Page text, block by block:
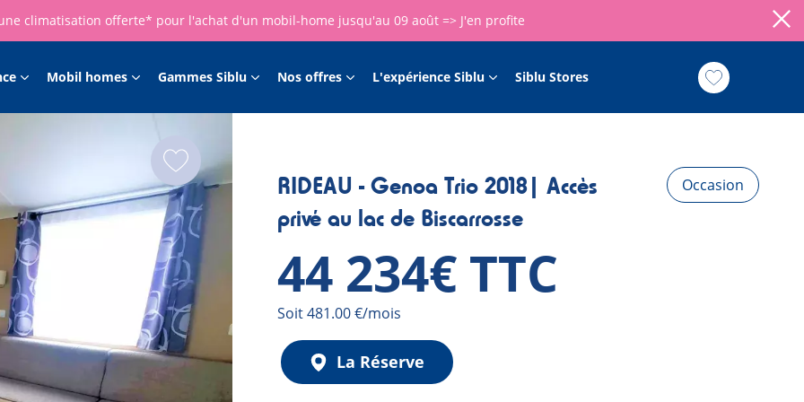
climatisation offerte* pour l'achat d'un mobil-home jusqu'au 09 août => J'en profite
Mobil homes Gammes Siblu Nos offres L'expérience Siblu Siblu Stores
Occasion
RIDEAU - Genoa Trio 2018| Accès
privé au lac de Biscarrosse
44 234€ TTC
Mensualité
Soit 481.00 €/mois
La Réserve